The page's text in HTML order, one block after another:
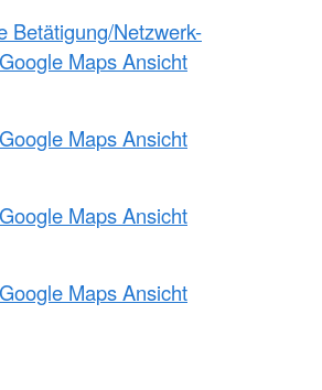
Betätigung/Netzwerk-
Maps Ansicht
Maps Ansicht
Maps Ansicht
Maps Ansicht